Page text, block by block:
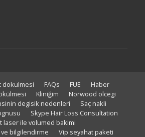
dokulmesi FAQs FUE
Haber
Kliniğim
Norwood olcegi
degisik nedenleri
Saç nakli
Skype Hair Loss Consultation
laser ile volumed bakimi
bilgilendirme
Vip seyahat paketi